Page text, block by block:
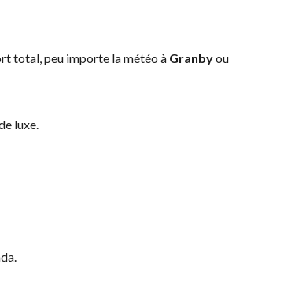
total, peu importe la météo à Granbyou
luxe.